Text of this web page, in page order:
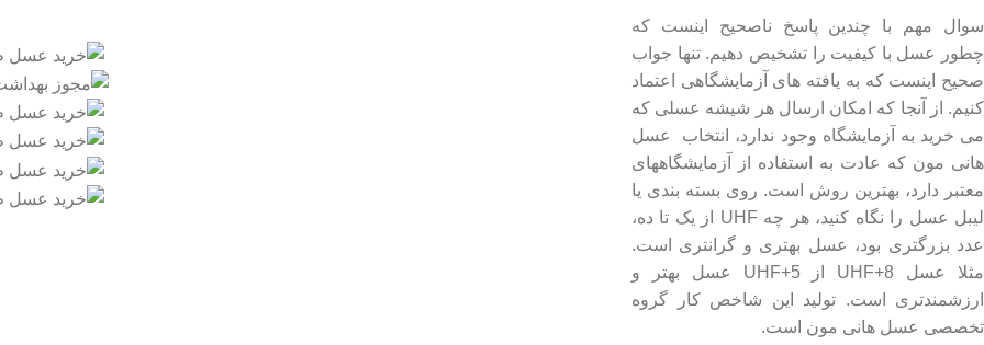
سوال مهم با چندین پاسخ ناصحیح اینست که
چطور عسل با کیفیت را تشخیص دهیم. تنها جواب
صحیح اینست که به یافته های آزمایشگاهی اعتماد
کنیم. از آنجا که امکان ارسال هر شیشه عسلی که
می خرید به آزمایشگاه وجود ندارد، انتخاب عسل
هانی مون که عادت به استفاده از آزمایشگاههای
معتبر دارد، بهترین روش است. روی بسته بندی یا
لیبل عسل را نگاه کنید، هر چه UHF از یک تا ده،
عدد بزرگتری بود، عسل بهتری و گرانتری است.
مثلا عسل UHF+8 از UHF+5 عسل بهتر و
ارزشمندتری است. تولید این شاخص کار گروه
تخصصی عسل هانی مون است.